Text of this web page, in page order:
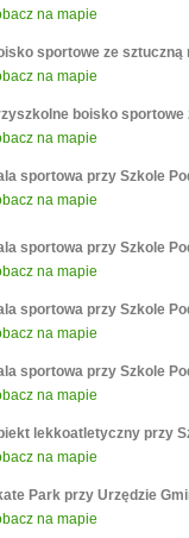
na mapie
sportowe ze
na mapie
boisko
na mapie
sportowa przy Szkole
na mapie
sportowa przy Szkole
na mapie
sportowa przy Szkole
na mapie
sportowa przy Szkole
na mapie
lekkoatletyczny przy
na mapie
Park przy Urzędzie
na mapie